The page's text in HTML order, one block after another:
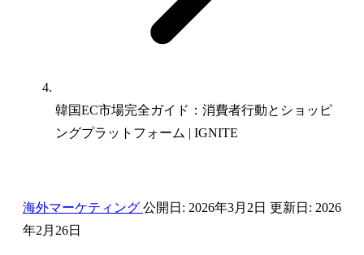
韓国EC市場完全ガイド：消費者行動とショッピ
ングプラットフォーム | IGNITE
海外マーケティング 公開日: 2026年3月2日 更新日: 2026
年2月26日